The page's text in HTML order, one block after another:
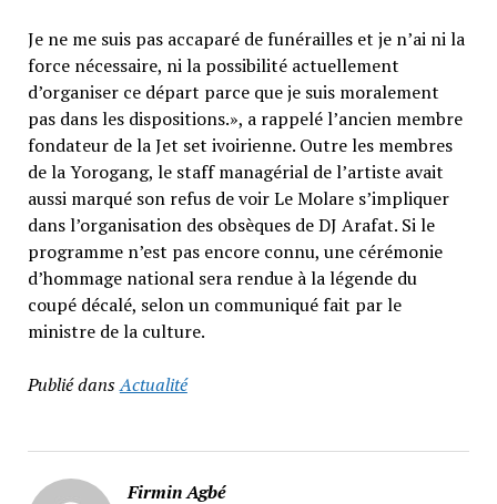
Je ne me suis pas accaparé de funérailles et je n’ai ni la
force nécessaire, ni la possibilité actuellement
d’organiser ce départ parce que je suis moralement
pas dans les dispositions.», a rappelé l’ancien membre
fondateur de la Jet set ivoirienne. Outre les membres
de la Yorogang, le staff managérial de l’artiste avait
aussi marqué son refus de voir Le Molare s’impliquer
dans l’organisation des obsèques de DJ Arafat. Si le
programme n’est pas encore connu, une cérémonie
d’hommage national sera rendue à la légende du
coupé décalé, selon un communiqué fait par le
ministre de la culture.
Publié dansActualité
Firmin Agbé